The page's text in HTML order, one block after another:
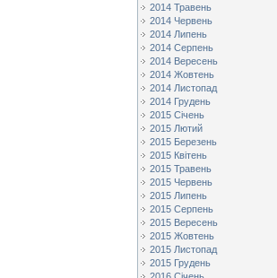
2014 Травень
2014 Червень
2014 Липень
2014 Серпень
2014 Вересень
2014 Жовтень
2014 Листопад
2014 Грудень
2015 Січень
2015 Лютий
2015 Березень
2015 Квітень
2015 Травень
2015 Червень
2015 Липень
2015 Серпень
2015 Вересень
2015 Жовтень
2015 Листопад
2015 Грудень